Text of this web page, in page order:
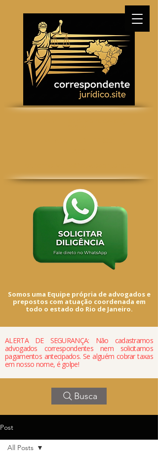
Somos uma Equipe própria de advogados e
prepostos com atuação coordenada em
todo o estado do Rio de Janeiro.
ALERTA DE SEGURANÇA: Não cadastramos
advogados correspondentes nem solicitamos
pagamentos antecipados. Se alguém cobrar taxas
em nosso nome, é golpe!
Busca
Post
All Posts